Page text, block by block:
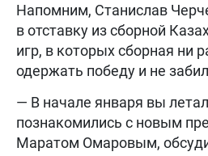
Напомним, Станислав
в отставку из сборной
игр, в которых сборная ни
одержать победу и не
— В начале января вы
познакомились с новым
Маратом Омаровым,